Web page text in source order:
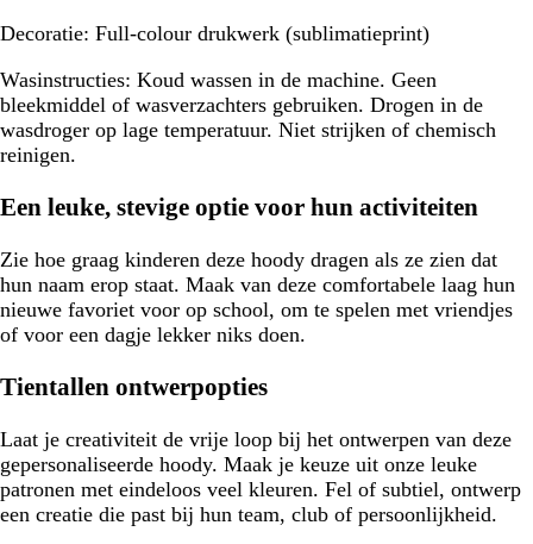
Decoratie: Full-colour drukwerk (sublimatieprint)
Wasinstructies: Koud wassen in de machine. Geen
bleekmiddel of wasverzachters gebruiken. Drogen in de
wasdroger op lage temperatuur. Niet strijken of chemisch
reinigen.
Een leuke, stevige optie voor hun activiteiten
Zie hoe graag kinderen deze hoody dragen als ze zien dat
hun naam erop staat. Maak van deze comfortabele laag hun
nieuwe favoriet voor op school, om te spelen met vriendjes
of voor een dagje lekker niks doen.
Tientallen ontwerpopties
Laat je creativiteit de vrije loop bij het ontwerpen van deze
gepersonaliseerde hoody. Maak je keuze uit onze leuke
patronen met eindeloos veel kleuren. Fel of subtiel, ontwerp
een creatie die past bij hun team, club of persoonlijkheid.